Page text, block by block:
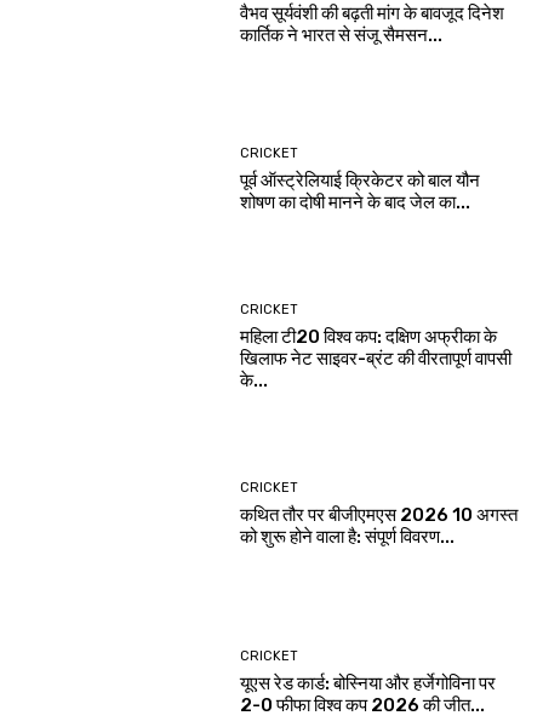
वैभव सूर्यवंशी की बढ़ती मांग के बावजूद दिनेश
कार्तिक ने भारत से संजू सैमसन...
CRICKET
पूर्व ऑस्ट्रेलियाई क्रिकेटर को बाल यौन
शोषण का दोषी मानने के बाद जेल का...
CRICKET
महिला टी20 विश्व कप: दक्षिण अफ्रीका के
खिलाफ नेट साइवर-ब्रंट की वीरतापूर्ण वापसी
के...
CRICKET
कथित तौर पर बीजीएमएस 2026 10 अगस्त
को शुरू होने वाला है: संपूर्ण विवरण...
CRICKET
यूएस रेड कार्ड: बोस्निया और हर्जेगोविना पर
2-0 फीफा विश्व कप 2026 की जीत...